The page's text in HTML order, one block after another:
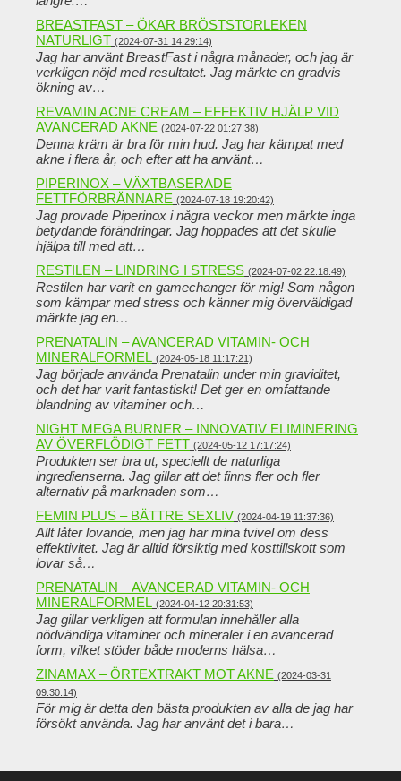
BREASTFAST – ÖKAR BRÖSTSTORLEKEN
NATURLIGT (2024-07-31 14:29:14)
Jag har använt BreastFast i några månader, och jag är
verkligen nöjd med resultatet. Jag märkte en gradvis
ökning av…
REVAMIN ACNE CREAM – EFFEKTIV HJÄLP VID
AVANCERAD AKNE (2024-07-22 01:27:38)
Denna kräm är bra för min hud. Jag har kämpat med
akne i flera år, och efter att ha använt…
PIPERINOX – VÄXTBASERADE
FETTFÖRBRÄNNARE (2024-07-18 19:20:42)
Jag provade Piperinox i några veckor men märkte inga
betydande förändringar. Jag hoppades att det skulle
hjälpa till med att…
RESTILEN – LINDRING I STRESS (2024-07-02 22:18:49)
Restilen har varit en gamechanger för mig! Som någon
som kämpar med stress och känner mig överväldigad
märkte jag en…
PRENATALIN – AVANCERAD VITAMIN- OCH
MINERALFORMEL (2024-05-18 11:17:21)
Jag började använda Prenatalin under min graviditet,
och det har varit fantastiskt! Det ger en omfattande
blandning av vitaminer och…
NIGHT MEGA BURNER – INNOVATIV ELIMINERING
AV ÖVERFLÖDIGT FETT (2024-05-12 17:17:24)
Produkten ser bra ut, speciellt de naturliga
ingredienserna. Jag gillar att det finns fler och fler
alternativ på marknaden som…
FEMIN PLUS – BÄTTRE SEXLIV (2024-04-19 11:37:36)
Allt låter lovande, men jag har mina tvivel om dess
effektivitet. Jag är alltid försiktig med kosttillskott som
lovar så…
PRENATALIN – AVANCERAD VITAMIN- OCH
MINERALFORMEL (2024-04-12 20:31:53)
Jag gillar verkligen att formulan innehåller alla
nödvändiga vitaminer och mineraler i en avancerad
form, vilket stöder både moderns hälsa…
ZINAMAX – ÖRTEXTRAKT MOT AKNE (2024-03-31
09:30:14)
För mig är detta den bästa produkten av alla de jag har
försökt använda. Jag har använt det i bara…